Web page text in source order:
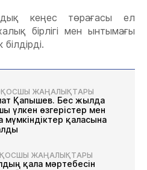
кеңес төрағасы ел
бірлігі мен ынтымағы
ҚОСШЫ ЖАҢАЛЫҚТАРЫ
Қапышев. Бес жылда
үлкен өзгерістер мен
мүмкіндіктер қаласына
ҚОСШЫ ЖАҢАЛЫҚТАРЫ
қала мәртебесін